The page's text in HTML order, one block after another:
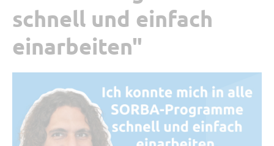
Kategorien
Referenzbericht
SORBA erleben
Buchhaltung und Recht
Software Updates
schnell und einfach
einarbeiten"